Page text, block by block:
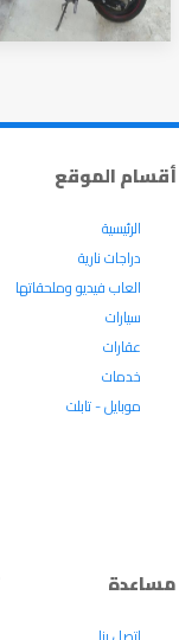
أقسام الموقع
الرئيسية
دراجات نارية
العاب فيديو وملحقاتها
سيارات
عقارات
خدمات
موبايل - تابلت
مساعدة